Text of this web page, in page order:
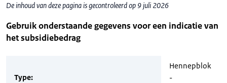
De inhoud van deze pagina is gecontroleerd op 9 juli 2026
Gebruik onderstaande gegevens voor een indicatie van
het subsidiebedrag
Type:
Hennepblok
-